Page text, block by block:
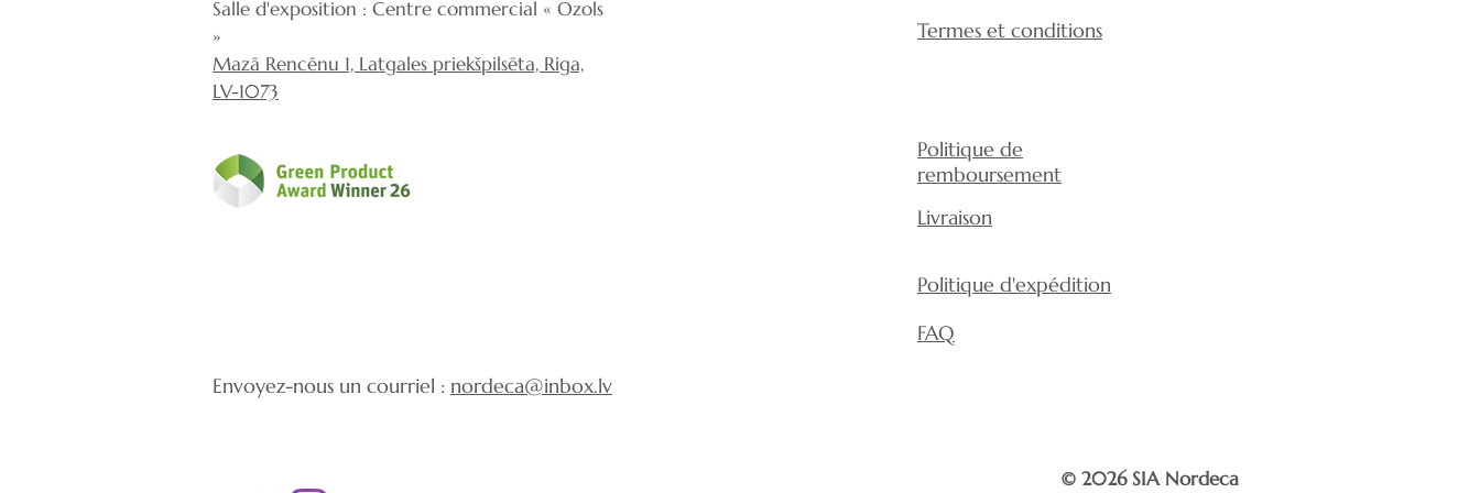
panneau des dommages, de la saleté et de la
décoloration.
Salle d'exposition : Centre commercial « Ozols
»
Mazā Rencēnu 1, Latgales priekšpilsēta, Riga,
LV-1073
Termes et conditions
Politique de
remboursement
Livraison
Politique d'expédition
FAQ
Envoyez-nous un courriel : nordeca@inbox.lv
© 2026 SIA Nordeca